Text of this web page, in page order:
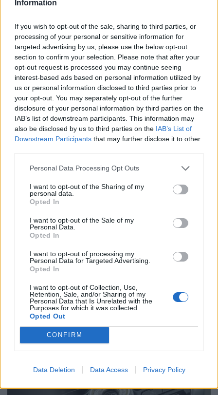
Information
If you wish to opt-out of the sale, sharing to third parties, or
processing of your personal or sensitive information for
targeted advertising by us, please use the below opt-out
section to confirm your selection. Please note that after your
opt-out request is processed you may continue seeing
interest-based ads based on personal information utilized by
us or personal information disclosed to third parties prior to
your opt-out. You may separately opt-out of the further
disclosure of your personal information by third parties on the
IAB’s list of downstream participants. This information may
also be disclosed by us to third parties on the IAB’s List of
Downstream Participants that may further disclose it to other
Personal Data Processing Opt Outs
I want to opt-out of the Sharing of my
personal data.
Opted In
I want to opt-out of the Sale of my
Personal Data.
Opted In
I want to opt-out of processing my
Personal Data for Targeted Advertising.
Opted In
I want to opt-out of Collection, Use,
Retention, Sale, and/or Sharing of my
Personal Data that Is Unrelated with the
Purposes for which it was collected.
Opted Out
CONFIRM
Data Deletion Data Access Privacy Policy
De acordo com a Reuters, a proposta foi aprovada por
mais de 75% dos acionistas, apesar de fortes críticas de
alguns fundos de investimento. Estes consideram a
remuneração “excessiva e desequilibrada”, alertando
para os riscos de uma governação demasiado
dependente de uma única figura.
Tags: Elon Musk Marcas Tesla
Vitor Mendes
Related Posts
NX7 é o novo SUV da Nissan para China e
pode chegar à Europa
BYVIRGILIO MACHADO 08/08/2026